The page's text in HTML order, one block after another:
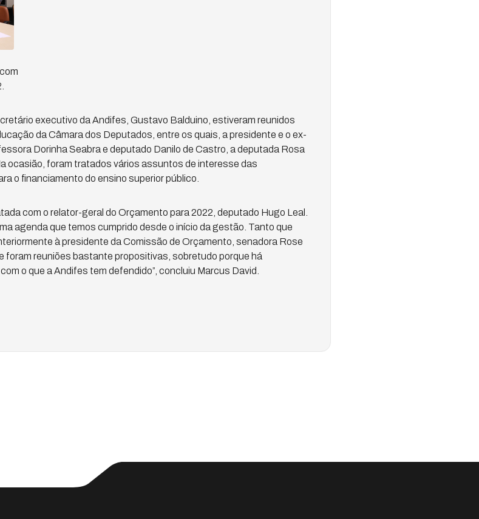
executivo da Andifes, Gustavo Balduino, estiveram reunidos
da Câmara dos Deputados, entre os quais, a presidente e o ex-
Dorinha Seabra e deputado Danilo de Castro, a deputada Rosa
ocasião, foram tratados vários assuntos de interesse das
o financiamento do ensino superior público.
com o relator-geral do Orçamento para 2022, deputado Hugo Leal.
agenda que temos cumprido desde o início da gestão. Tanto que
à presidente da Comissão de Orçamento, senadora Rose
foram reuniões bastante propositivas, sobretudo porque há
o que a Andifes tem defendido”, concluiu Marcus David.